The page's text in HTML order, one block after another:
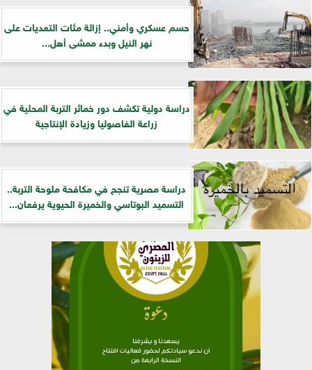
حسم عسكري وأمني.. إزالة مئات التعديات على
نهر النيل وبدء ممشى أهل...
دراسة دولية تكشف دور خمائر التربة المحلية في
زراعة الفاصوليا وزيادة الإنتاجية
دراسة مصرية تنجح في مكافحة ملوحة التربة..
التسميد البوتاسي والخميرة الحيوية يرفعان...